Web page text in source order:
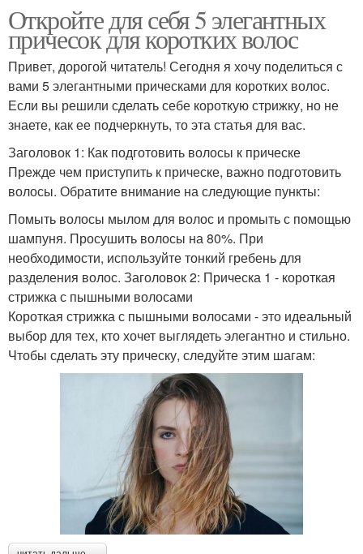
Откройте для себя 5 элегантных
причесок для коротких волос
Привет, дорогой читатель! Сегодня я хочу поделиться с
вами 5 элегантными прическами для коротких волос.
Если вы решили сделать себе короткую стрижку, но не
знаете, как ее подчеркнуть, то эта статья для вас.
Заголовок 1: Как подготовить волосы к прическе
Прежде чем приступить к прическе, важно подготовить
волосы. Обратите внимание на следующие пункты:
Помыть волосы мылом для волос и промыть с помощью
шампуня. Просушить волосы на 80%. При
необходимости, используйте тонкий гребень для
разделения волос. Заголовок 2: Прическа 1 - короткая
стрижка с пышными волосами
Короткая стрижка с пышными волосами - это идеальный
выбор для тех, кто хочет выглядеть элегантно и стильно.
Чтобы сделать эту прическу, следуйте этим шагам: